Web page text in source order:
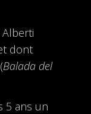
dont
Balada del
5 ans un